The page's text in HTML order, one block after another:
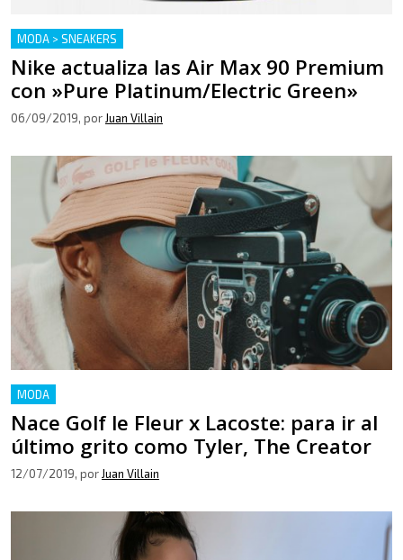
MODA > SNEAKERS
Nike actualiza las Air Max 90 Premium
con »Pure Platinum/Electric Green»
06/09/2019, por Juan Villain
MODA
Nace Golf le Fleur x Lacoste: para ir al
último grito como Tyler, The Creator
12/07/2019, por Juan Villain